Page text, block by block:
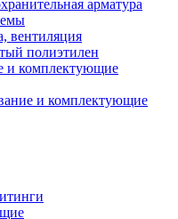
арматура
вентиляция
полиэтилен
и комплектующие
и комплектующие